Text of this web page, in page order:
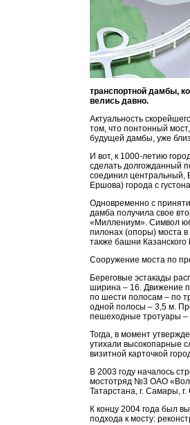
транспортной дамбы,
велись давно.
Актуальность
том, что понтонный
будущей дамбы, уже
И вот, к 1000-летию
сделать долгожданный
соединил центральный,
Ершова) города с
Одновременно с
дамба получила свое
«Миллениум». Символ
пилонах (опоры) моста
также башни Казанского
Сооружение моста по
Береговые эстакады
ширина – 16. Движение
по шести полосам – по
одной полосы – 3,5 м.
пешеходные тротуары –
Тогда, в момент
утихали высокопарные
визитной карточкой
В 2003 году началось
мостотряд №3 ОАО
Татарстана, г. Самары,
К концу 2004 года был
подхода к мосту: